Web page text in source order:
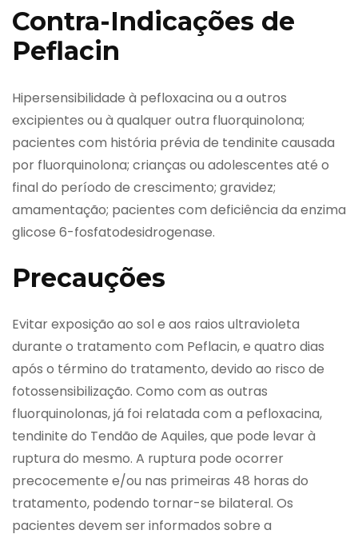
Contra-Indicações de
Peflacin
Hipersensibilidade à pefloxacina ou a outros
excipientes ou à qualquer outra fluorquinolona;
pacientes com história prévia de tendinite causada
por fluorquinolona; crianças ou adolescentes até o
final do período de crescimento; gravidez;
amamentação; pacientes com deficiência da enzima
glicose 6-fosfatodesidrogenase.
Precauções
Evitar exposição ao sol e aos raios ultravioleta
durante o tratamento com Peflacin, e quatro dias
após o término do tratamento, devido ao risco de
fotossensibilização. Como com as outras
fluorquinolonas, já foi relatada com a pefloxacina,
tendinite do Tendão de Aquiles, que pode levar à
ruptura do mesmo. A ruptura pode ocorrer
precocemente e/ou nas primeiras 48 horas do
tratamento, podendo tornar-se bilateral. Os
pacientes devem ser informados sobre a